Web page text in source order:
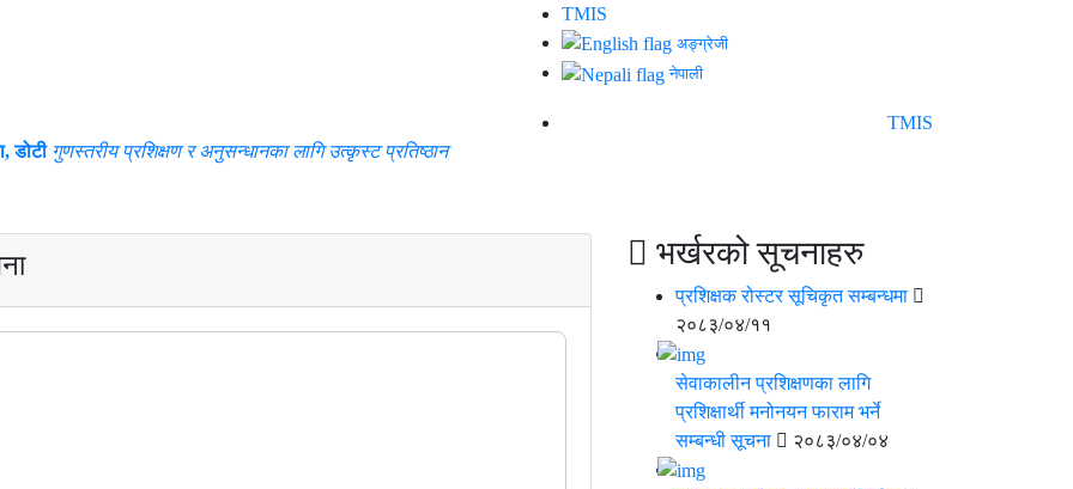
TMIS
अङ्ग्रेजी
नेपाली
डोटी गुणस्तरीय प्रशिक्षण र अनुसन्धानका लागि उत्कृस्ट प्रतिष्ठान
TMIS
भर्खरको सूचनाहरु
प्रशिक्षक रोस्टर सूचिकृत सम्बन्धमा
२०८३/०४/११
सेवाकालीन प्रशिक्षणका लागि
प्रशिक्षार्थी मनोनयन फाराम भर्ने
सम्बन्धी सूचना
२०८३/०४/०४